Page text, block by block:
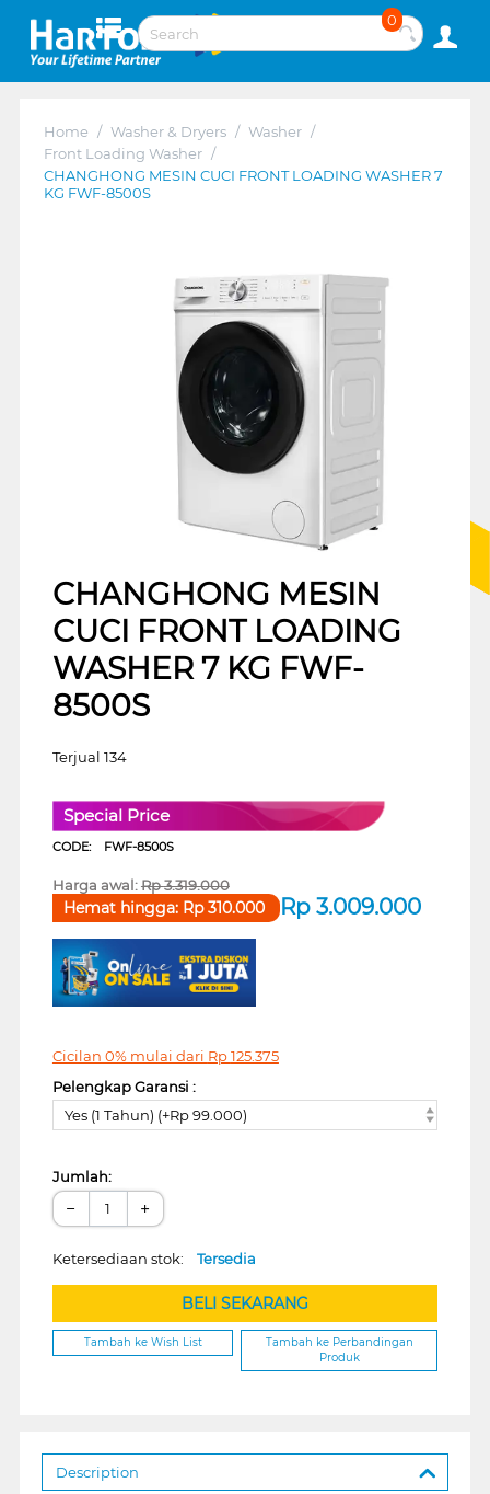
0
Home / Washer & Dryers / Washer /
Front Loading Washer /
CHANGHONG MESIN CUCI FRONT LOADING WASHER 7
KG FWF-8500S
CHANGHONG MESIN
CUCI FRONT LOADING
WASHER 7 KG FWF-
8500S
Terjual 134
Special Price
CODE: FWF-8500S
Harga awal:Rp3.319.000
Rp 3.009.000
Hemat hingga: Rp310.000
Cicilan 0% mulai dari Rp125.375
Pelengkap Garansi :
Yes (1 Tahun) (+Rp 99.000)
Jumlah:
− +
Ketersediaan stok: Tersedia
BELI SEKARANG
Tambah ke Wish List
Tambah ke Perbandingan
Produk
Description